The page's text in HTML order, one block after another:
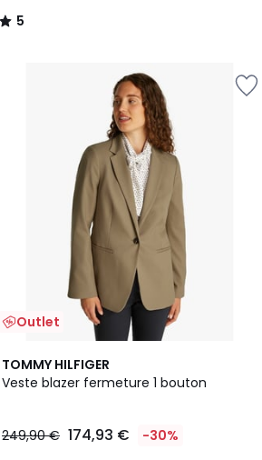
5
/
Outlet
TOMMY HILFIGER
Veste blazer fermeture 1 bouton
249,90 € 174,93 € -30%